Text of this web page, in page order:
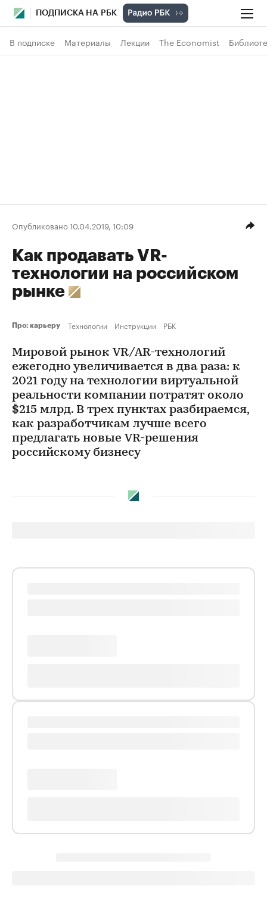
ПОДПИСКА НА РБК
В подписке Материалы Лекции The Economist
Опубликовано 10.04.2019, 10:09
Как продавать VR-
технологии на российском
рынке
Про: карьеру Технологии Инструкции РБК
Мировой рынок VR/AR-технологий
ежегодно увеличивается в два раза: к
2021 году на технологии виртуальной
реальности компании потратят около
$215 млрд. В трех пунктах разбираемся,
как разработчикам лучше всего
предлагать новые VR-решения
российскому бизнесу